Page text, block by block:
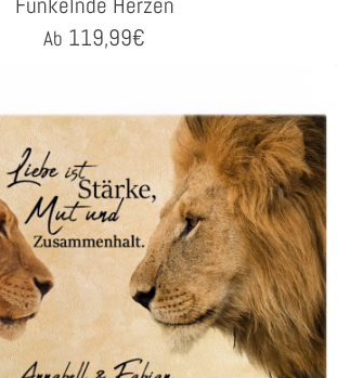
Ab 119,99€